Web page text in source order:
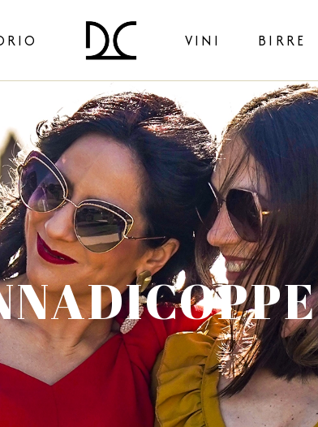
VINI
Picciotto
Omu
Nativo
Sanu
Ilare
Spumanti
BIRRE